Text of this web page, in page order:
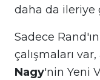
daha da ileriye
Sadece
çalışmaları
Nagy'nin Yeni